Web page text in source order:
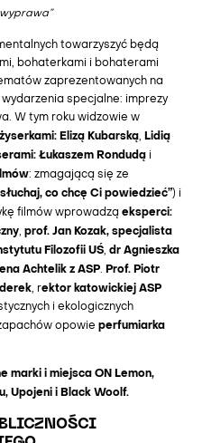
towarzyszyć będą
bohaterkami i bohaterami
zaprezentowanych na
specjalne: imprezy
W tym roku widzowie w
Elizą Kubarską, Lidią
Łukaszem Rondudą
: zmagającą się ze
co chcę Ci powiedzieć”) i
filmów wprowadzą eksperci:
, prof. Jan Kozak, specjalista
Filozofii UŚ, dr Agnieszka
Achtelik z ASP. Prof. Piotr
, rektor katowickiej ASP
i ekologicznych
opowie perfumiarka
marki i miejsca ON Lemon,
Upojeni i Black Woolf.